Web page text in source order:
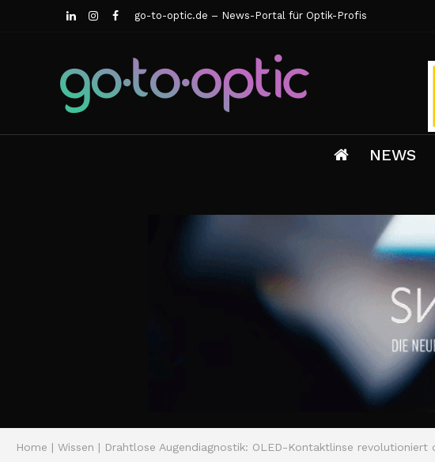
go-to-optic.de – News-Portal für Optik-Profis
NEWS
Home | Wissen | Drahtlose Augendiagnostik: OLED-Kontaktlinse